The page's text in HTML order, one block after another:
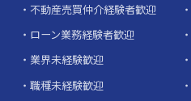
不動産売買仲介経験者歓迎
ローン業務経験者歓迎
業界未経験歓迎
職種未経験歓迎